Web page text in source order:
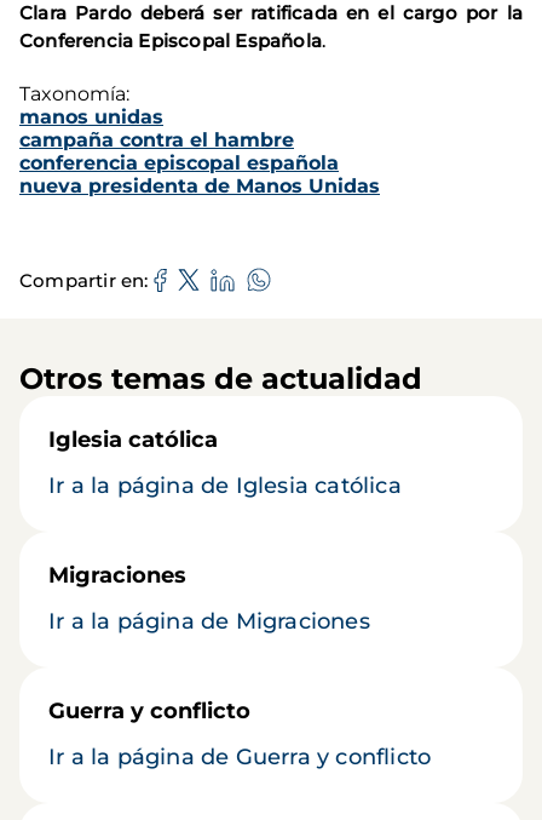
Clara Pardo deberá ser ratificada en el cargo por la
Conferencia Episcopal Española.
Taxonomía:
manos unidas
campaña contra el hambre
conferencia episcopal española
nueva presidenta de Manos Unidas
Compartir en
Otros temas de actualidad
Iglesia católica
Ir a la página de Iglesia católica
Migraciones
Ir a la página de Migraciones
Guerra y conflicto
Ir a la página de Guerra y conflicto